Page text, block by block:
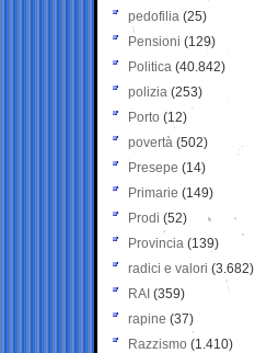
pedofilia (25)
Pensioni (129)
Politica (40.842)
polizia (253)
Porto (12)
povertà (502)
Presepe (14)
Primarie (149)
Prodi (52)
Provincia (139)
radici e valori (3.682)
RAI (359)
rapine (37)
Razzismo (1.410)